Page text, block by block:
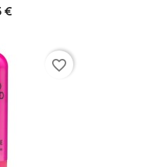
€
favorite_border